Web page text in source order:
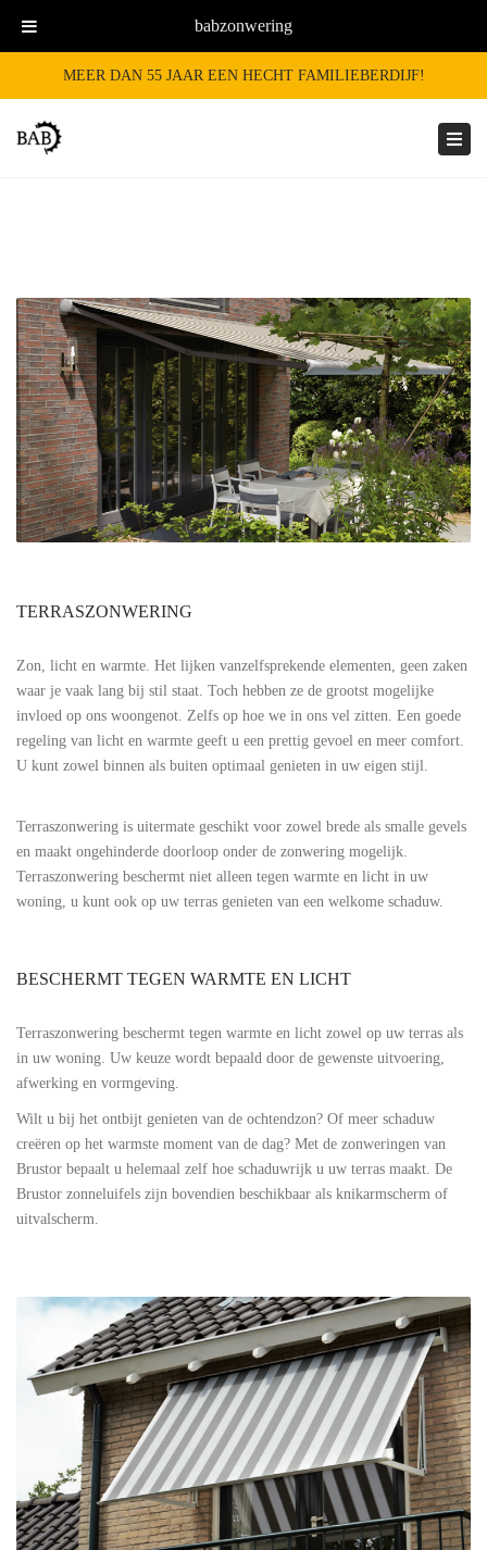
MEER DAN 55 JAAR EEN HECHT FAMILIEBERDIJF!
babzonwering
TERRASZONWERING
Zon, licht en warmte. Het lijken vanzelfsprekende elementen, geen zaken
waar je vaak lang bij stil staat. Toch hebben ze de grootst mogelijke
invloed op ons woongenot. Zelfs op hoe we in ons vel zitten. Een goede
regeling van licht en warmte geeft u een prettig gevoel en meer comfort.
U kunt zowel binnen als buiten optimaal genieten in uw eigen stijl.
Terraszonwering is uitermate geschikt voor zowel brede als smalle gevels
en maakt ongehinderde doorloop onder de zonwering mogelijk.
Terraszonwering beschermt niet alleen tegen warmte en licht in uw
woning, u kunt ook op uw terras genieten van een welkome schaduw.
BESCHERMT TEGEN WARMTE EN LICHT
Terraszonwering beschermt tegen warmte en licht zowel op uw terras als
in uw woning. Uw keuze wordt bepaald door de gewenste uitvoering,
afwerking en vormgeving.
Wilt u bij het ontbijt genieten van de ochtendzon? Of meer schaduw
creëren op het warmste moment van de dag? Met de zonweringen van
Brustor bepaalt u helemaal zelf hoe schaduwrijk u uw terras maakt. De
Brustor zonneluifels zijn bovendien beschikbaar als knikarmscherm of
uitvalscherm.